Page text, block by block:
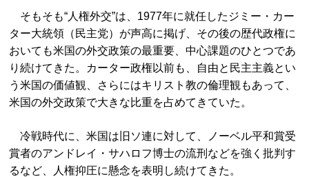
そもそも“人権外交”は、1977年に就任したジミー・カー
ター大統領（民主党）が声高に掲げ、その後の歴代政権に
おいても米国の外交政策の最重要、中心課題のひとつであ
り続けてきた。カーター政権以前も、自由と民主主義とい
う米国の価値観、さらにはキリスト教の倫理観もあって、
米国の外交政策で大きな比重を占めてきていた。
冷戦時代に、米国は旧ソ連に対して、ノーベル平和賞受
賞者のアンドレイ・サハロフ博士の流刑などを強く批判す
るなど、人権抑圧に懸念を表明し続けてきた。